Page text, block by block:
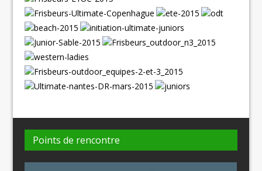
Points de rencontre